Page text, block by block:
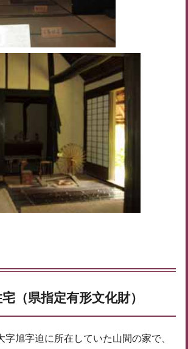
宅（県指定有形文化財）
字旭字迫に所在していた山間の家で、